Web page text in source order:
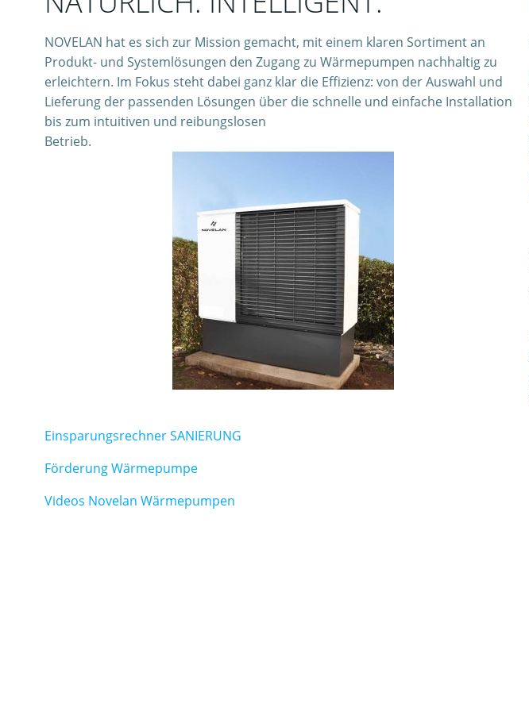
NOVELAN hat es sich zur Mission gemacht, mit einem klaren Sortiment an
Produkt- und Systemlösungen den Zugang zu Wärmepumpen nachhaltig zu
erleichtern. Im Fokus steht dabei ganz klar die Effizienz: von der Auswahl und
Lieferung der passenden Lösungen über die schnelle und einfache Installation
bis zum intuitiven und reibungslosen
Betrieb.
Einsparungsrechner SANIERUNG
Förderung Wärmepumpe
Videos Novelan Wärmepumpen